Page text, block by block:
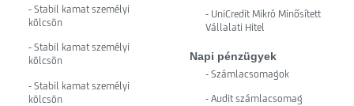
- Stabil kamat személyi
kölcsön
- Stabil kamat személyi
kölcsön
- Stabil kamat személyi
kölcsön
- UniCredit Mikró Minősített
Vállalati Hitel
Napi pénzügyek
- Számlacsomagok
- Audit számlacsomag